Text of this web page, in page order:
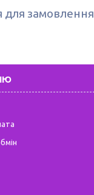
для замовлення